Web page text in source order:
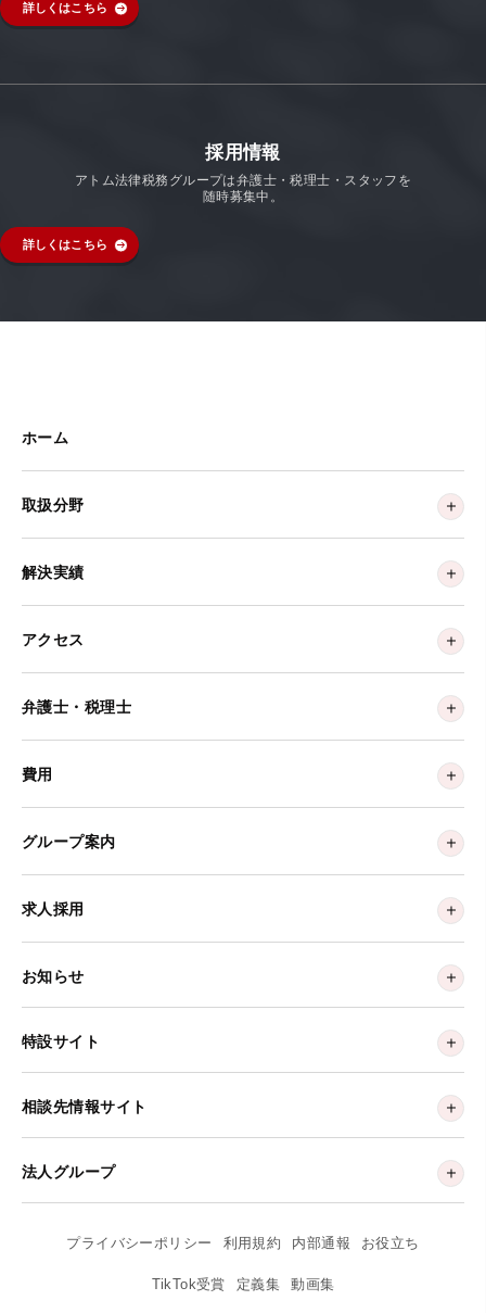
詳しくはこちら
採用情報
アトム法律税務グループは弁護士・税理士・スタッフを
随時募集中。
詳しくはこちら
ホーム
取扱分野
解決実績
アクセス
弁護士・税理士
費用
グループ案内
求人採用
お知らせ
特設サイト
相談先情報サイト
法人グループ
プライバシーポリシー 利用規約 内部通報 お役立ち
TikTok受賞 定義集 動画集